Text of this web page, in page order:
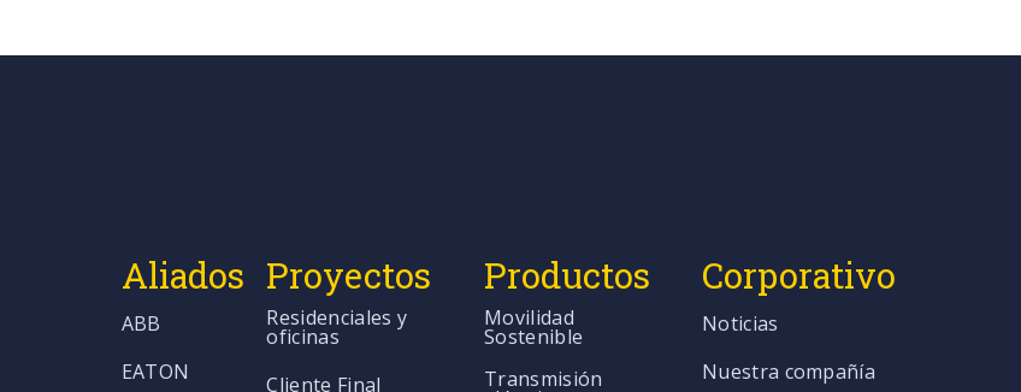
Aliados
ABB
EATON
Proyectos
Residenciales y
oficinas
Cliente Final
Productos
Movilidad
Sostenible
Transmisión
Corporativo
Noticias
Nuestra compañía